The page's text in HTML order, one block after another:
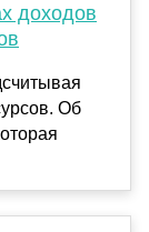
доходов
Об